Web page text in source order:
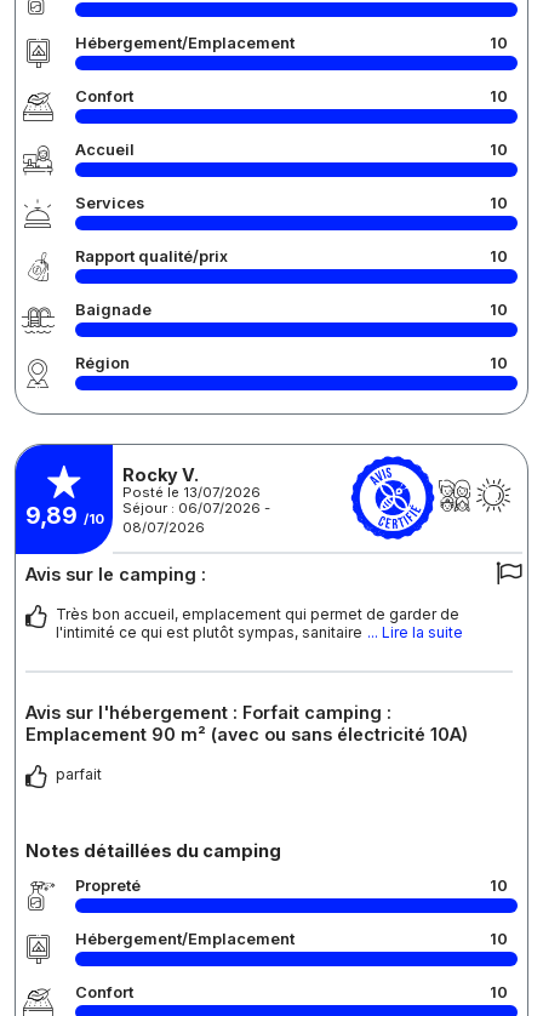
Hébergement/Emplacement 10
Confort 10
Accueil 10
Services 10
Rapport qualité/prix 10
Baignade 10
Région 10
9,89 /10
Rocky V.
Posté le 13/07/2026
Séjour : 06/07/2026 -
08/07/2026
Avis sur le camping :
Très bon accueil, emplacement qui permet de garder de
l'intimité ce qui est plutôt sympas, sanitaire ... Lire la suite
Avis sur l'hébergement : Forfait camping :
Emplacement 90 m² (avec ou sans électricité 10A)
parfait
Notes détaillées du camping
Propreté 10
Hébergement/Emplacement 10
Confort 10